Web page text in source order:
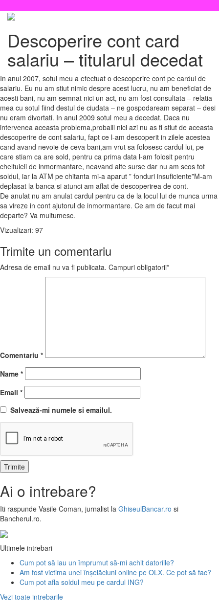
Descoperire cont card
salariu – titularul decedat
In anul 2007, sotul meu a efectuat o descoperire cont pe cardul de
salariu. Eu nu am stiut nimic despre acest lucru, nu am beneficiat de
acesti bani, nu am semnat nici un act, nu am fost consultata – relatia
mea cu sotul fiind destul de ciudata – ne gospodaream separat – desi
nu eram divortati. In anul 2009 sotul meu a decedat. Daca nu
intervenea aceasta problema,probalil nici azi nu as fi stiut de aceasta
descoperire de cont salariu, fapt ce l-am descoperit in zilele acestea
cand avand nevoie de ceva bani,am vrut sa folosesc cardul lui, pe
care stiam ca are sold, pentru ca prima data l-am folosit pentru
cheltuieli de inmormantare, neavand alte surse dar nu am scos tot
soldul, iar la ATM pe chitanta mi-a aparut ” fonduri insuficiente”M-am
deplasat la banca si atunci am aflat de descoperirea de cont.
De anulat nu am anulat cardul pentru ca de la locul lui de munca urma
sa vireze in cont ajutorul de inmormantare. Ce am de facut mai
departe? Va multumesc.
Vizualizari: 97
Trimite un comentariu
Adresa de email nu va fi publicata. Campuri obligatorii*
Comentariu *
Name *
Email *
Salvează-mi numele si emailul.
Ai o intrebare?
Iti raspunde Vasile Coman, jurnalist la GhiseulBancar.ro si
Bancherul.ro.
Ultimele intrebari
Cum pot să iau un împrumut să-mi achit datoriile?
Am fost victima unei înșelăciuni online pe OLX. Ce pot să fac?
Cum pot afla soldul meu pe cardul ING?
Vezi toate intrebarile